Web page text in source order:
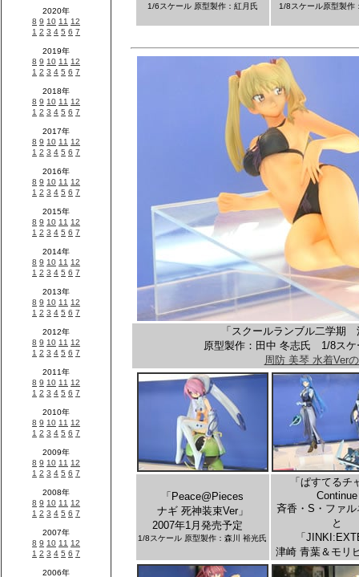
1/6スケール 原型製作：紅月氏 1/8スケール原型製作
「スクールランブル二学期
原型製作：田中 冬志氏 1/8スケ
周防 美琴 水着Ver
「 Peace@Pieces
ナギ 死神装束Ver」
2007年1月発売予定
1/8スケール 原型製作：森川 裕光氏
「ぱすてるチ
Continue
斉香・S・ファル
と
「
津崎 青葉＆モリ